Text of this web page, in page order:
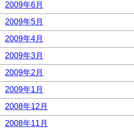
2009年6月
2009年5月
2009年4月
2009年3月
2009年2月
2009年1月
2008年12月
2008年11月